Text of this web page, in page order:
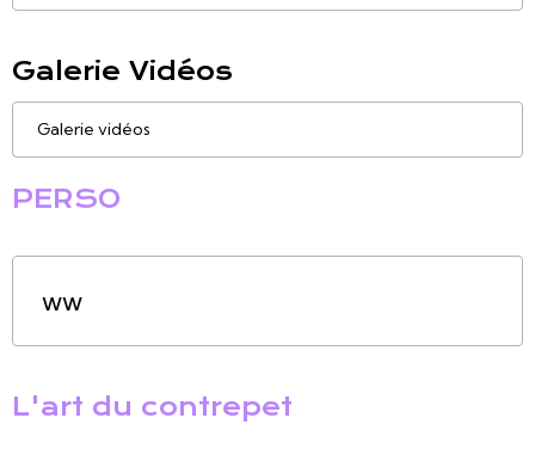
Galerie Vidéos
Galerie vidéos
PERSO
ww
L'art du contrepet